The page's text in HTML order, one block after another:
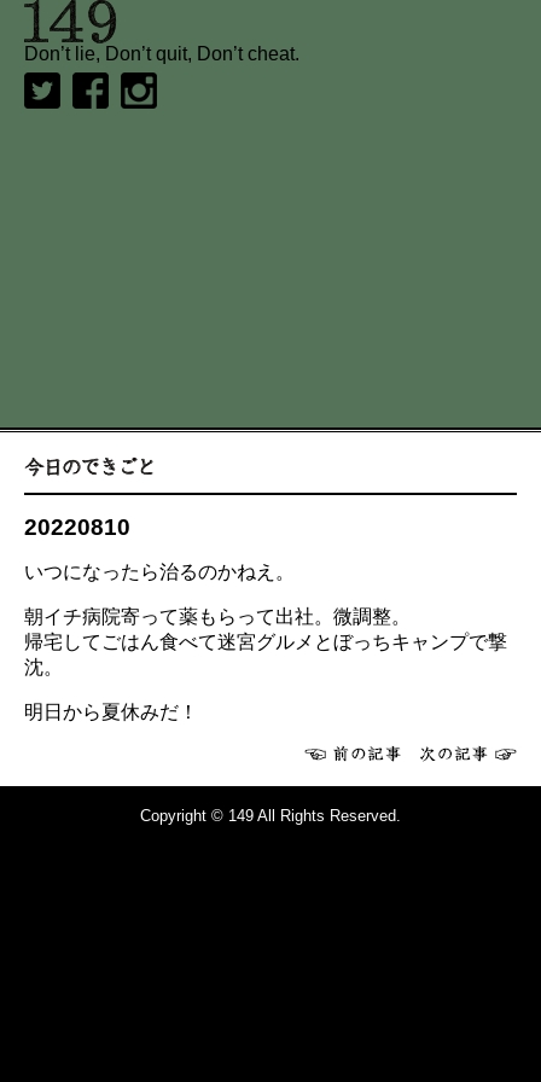
Don’t lie, Don’t quit, Don’t cheat.
20220810
いつになったら治るのかねえ。
朝イチ病院寄って薬もらって出社。微調整。
帰宅してごはん食べて迷宮グルメとぼっちキャンプで撃
沈。
明日から夏休みだ！
Copyright © 149 All Rights Reserved.